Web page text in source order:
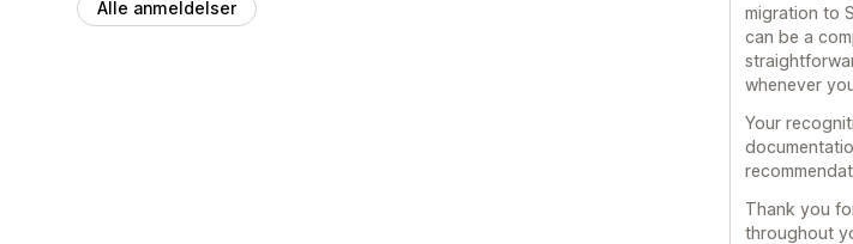
Alle anmeldelser
migration to
can be a
whenever
Your
Thank you
throughout